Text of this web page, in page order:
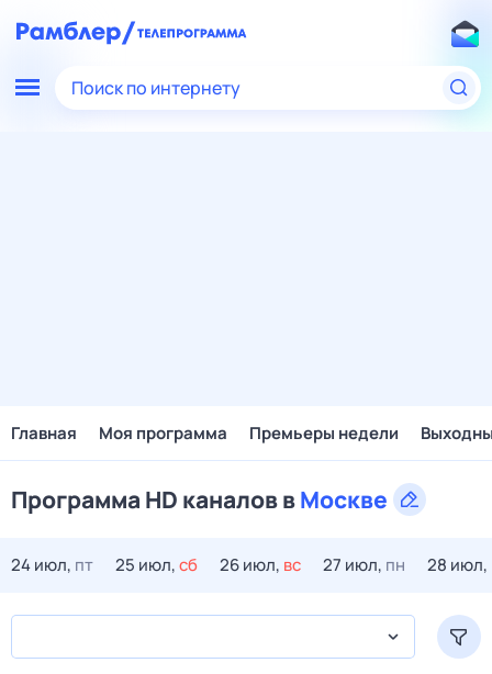
Поиск по интернету
Главная Моя программа Премьеры недели
Программа HD каналов вМоскве
24 июл, пт 25 июл,сб 26 июл, вс 27 июл, пн 28 июл,